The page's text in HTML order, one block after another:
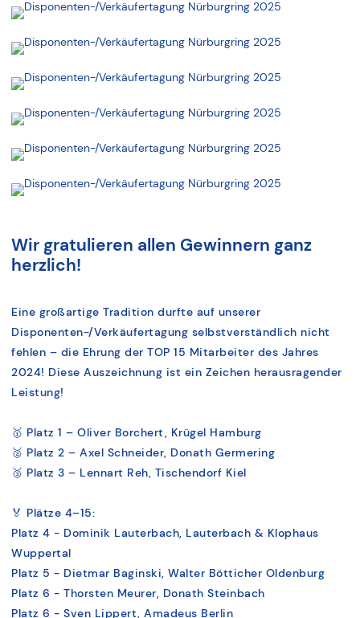
Wir gratulieren allen Gewinnern ganz
herzlich!
Eine großartige Tradition durfte auf unserer
Disponenten-/Verkäufertagung selbstverständlich nicht
fehlen – die Ehrung der TOP 15 Mitarbeiter des Jahres
2024! Diese Auszeichnung ist ein Zeichen herausragender
Leistung!
🥇 Platz 1 – Oliver Borchert, Krügel Hamburg
🥈 Platz 2 – Axel Schneider, Donath Germering
🥉 Platz 3 – Lennart Reh, Tischendorf Kiel
🏅 Plätze 4–15:
Platz 4 - Dominik Lauterbach, Lauterbach & Klophaus
Wuppertal
Platz 5 - Dietmar Baginski, Walter Bötticher Oldenburg
Platz 6 - Thorsten Meurer, Donath Steinbach
Platz 6 - Sven Lippert, Amadeus Berlin